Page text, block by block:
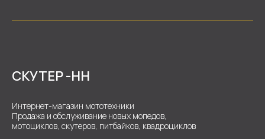
СКУТЕР -НН
Интернет-магазин мототехники
Продажа и обслуживание новых мопедов,
мотоциклов, скутеров, питбайков, квадроциклов